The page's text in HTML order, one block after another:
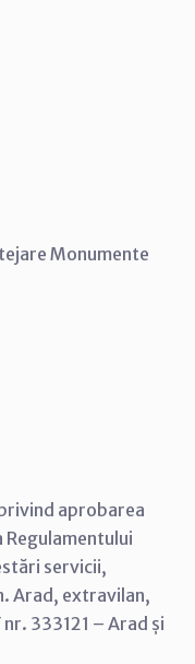
Monumente
aprobarea
Regulamentului
servicii,
Arad, extravilan,
333121 – Arad și